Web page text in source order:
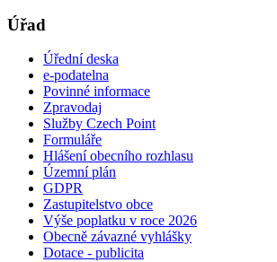
Úřad
Úřední deska
e-podatelna
Povinné informace
Zpravodaj
Služby Czech Point
Formuláře
Hlášení obecního rozhlasu
Územní plán
GDPR
Zastupitelstvo obce
Výše poplatku v roce 2026
Obecně závazné vyhlášky
Dotace - publicita